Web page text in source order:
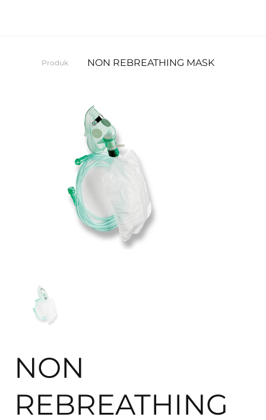
Produk NON REBREATHING MASK
NON
REBREATHING